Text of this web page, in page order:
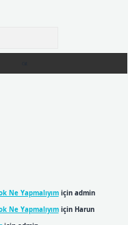
Ne Yapmalıyımiçin admin
Ne Yapmalıyımiçin Harun